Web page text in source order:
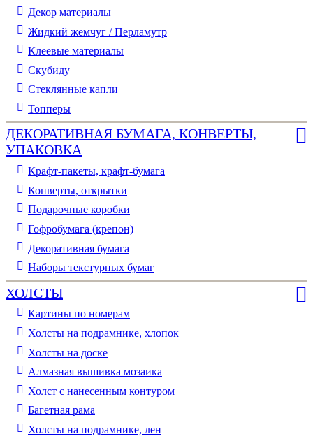
Декор материалы
Жидкий жемчуг / Перламутр
Клеевые материалы
Скубиду
Стеклянные капли
Топперы
ДЕКОРАТИВНАЯ БУМАГА, КОНВЕРТЫ,
УПАКОВКА
Крафт-пакеты, крафт-бумага
Конверты, открытки
Подарочные коробки
Гофробумага (крепон)
Декоративная бумага
Наборы текстурных бумаг
ХОЛСТЫ
Картины по номерам
Холсты на подрамнике, хлопок
Холсты на доске
Алмазная вышивка мозаика
Холст с нанесенным контуром
Багетная рама
Холсты на подрамнике, лен